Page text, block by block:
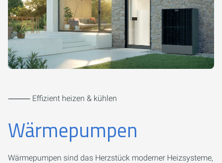
⸻ Effizient heizen & kühlen
Wärmepumpen
Wärmepumpen sind das Herzstück moderner Heizsysteme,